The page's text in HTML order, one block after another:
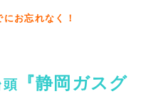
お忘れなく！
『静岡ガスグ